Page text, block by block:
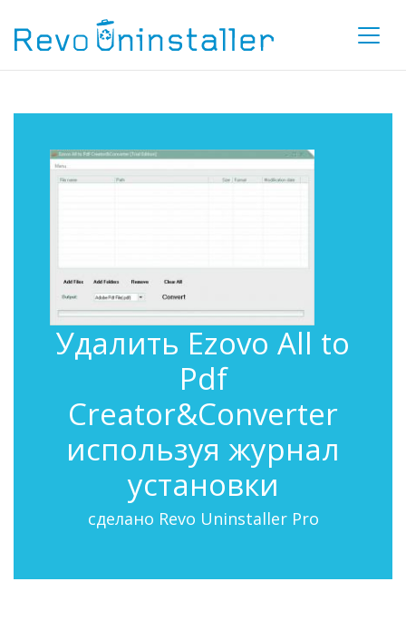
Удалить Ezovo All to
Pdf
Creator&Converter
используя журнал
установки
сделано Revo Uninstaller Pro